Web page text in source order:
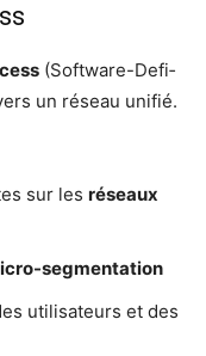
(Soft­ware-Defi­
un réseau uni­fié.
sur les réseaux
segmentation
uti­li­sa­teurs et des